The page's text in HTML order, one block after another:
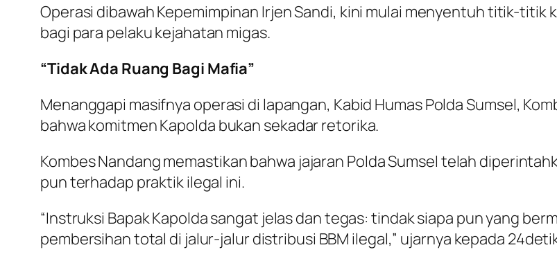
Operasi dibawah Kepemimpinan Irjen Sandi, kini mulai menyentuh titik-titik
bagi para pelaku kejahatan migas.
“Tidak Ada Ruang Bagi Mafia”
Menanggapi masifnya operasi di lapangan, Kabid Humas Polda Sumsel,
bahwa komitmen Kapolda bukan sekadar retorika.
Kombes Nandang memastikan bahwa jajaran Polda Sumsel telah
pun terhadap praktik ilegal ini.
“Instruksi Bapak Kapolda sangat jelas dan tegas: tindak siapa pun yang
pembersihan total di jalur-jalur distribusi BBM ilegal,” ujarnya kepada